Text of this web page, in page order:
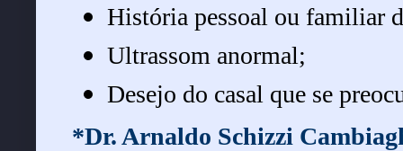
História pessoal ou familiar
Ultrassom anormal;
Desejo do casal que se
*Dr. Arnaldo Schizzi